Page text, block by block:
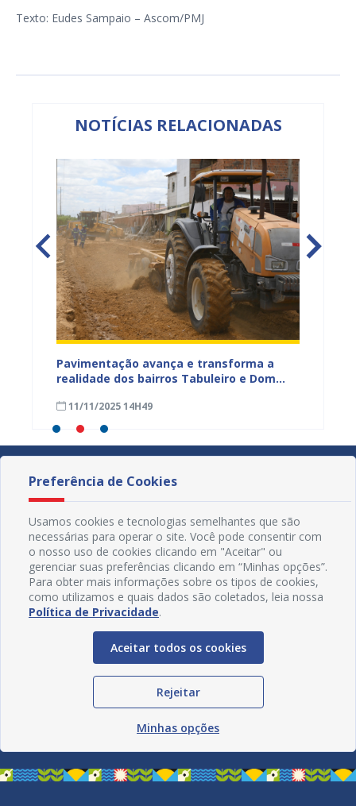
Texto: Eudes Sampaio – Ascom/PMJ
NOTÍCIAS RELACIONADAS
Pavimentação avança e transforma a
realidade dos bairros Tabuleiro e Dom
11/11/2025 14H49
Redes Sociais
Preferência de Cookies
Usamos cookies e tecnologias semelhantes que são
necessárias para operar o site. Você pode consentir com
o nosso uso de cookies clicando em "Aceitar" ou
gerenciar suas preferências clicando em “Minhas opções”.
Para obter mais informações sobre os tipos de cookies,
como utilizamos e quais dados são coletados, leia nossa
Política de Privacidade.
Aceitar todos os cookies
Rejeitar
Minhas opções